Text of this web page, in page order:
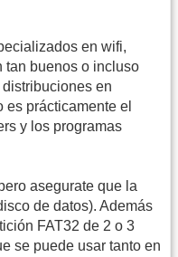
en wifi,
tan buenos o incluso
en
es prácticamente el
y los programas
asegurate que la
de datos). Además
FAT32 de 2 o 3
se puede usar tanto en